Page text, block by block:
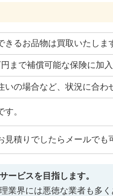
きるお品物は買取いたしま
まで補償可能な保険に加入
いの場合など、状況に合わ
。
見積りでしたらメールでも
ービスを目指します。
業界には悪徳な業者も多く